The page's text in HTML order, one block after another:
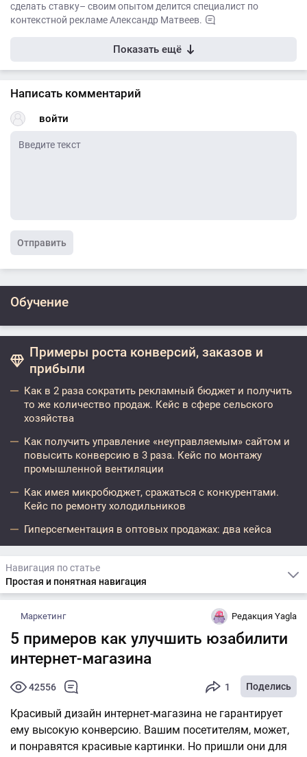
сделать ставку– своим опытом делится специалист по
контекстной рекламе Александр Матвеев.
Показать ещё
Написать комментарий
войти
Отправить
Обучение
Примеры роста конверсий, заказов и
прибыли
Как в 2 раза сократить рекламный бюджет и получить
то же количество продаж. Кейс в сфере сельского
хозяйства
Как получить управление «неуправляемым» сайтом и
повысить конверсию в 3 раза. Кейс по монтажу
промышленной вентиляции
Как имея микробюджет, сражаться с конкурентами.
Кейс по ремонту холодильников
Гиперсегментация в оптовых продажах: два кейса
Навигация по статье
Простая и понятная навигация
Маркетинг Редакция Yagla
5 примеров как улучшить юзабилити
интернет-магазина
42556 1 Поделись
Красивый дизайн интернет-магазина не гарантирует
ему высокую конверсию. Вашим посетителям, может,
и понравятся красивые картинки. Но пришли они для